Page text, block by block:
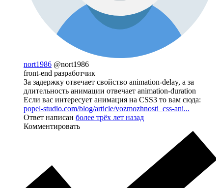
nort1986 @nort1986
front-end разработчик
За задержку отвечает свойство animation-delay, а за
длительность анимации отвечает animation-duration
Если вас интересует анимация на CSS3 то вам сюда:
popel-studio.com/blog/article/vozmozhnosti_css-ani...
Ответ написан более трёх лет назад
Комментировать